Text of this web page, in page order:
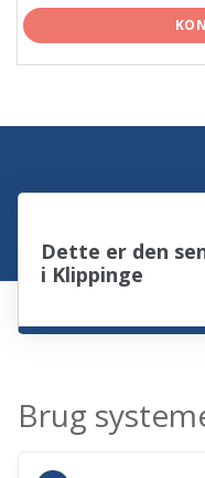
Dette er den
i Klippinge
Brug